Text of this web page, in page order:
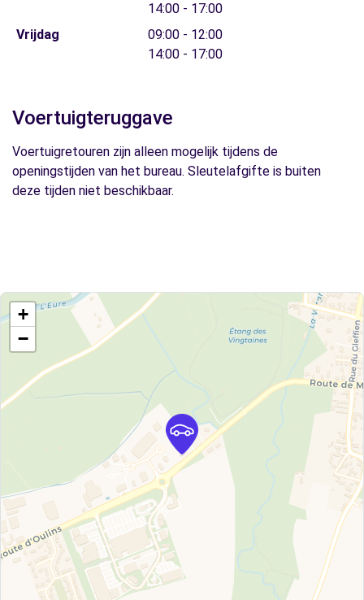
14:00 - 17:00
Vrijdag
09:00 - 12:00
14:00 - 17:00
Voertuigteruggave
Voertuigretouren zijn alleen mogelijk tijdens de
openingstijden van het bureau. Sleutelafgifte is buiten
deze tijden niet beschikbaar.
+
−